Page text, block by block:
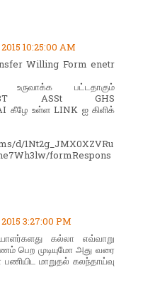
10:25:00 AM
Willing Form enetr
பட்டதாகும்
ASSt GHS
கீழே உள்ள LINK ஐ கிளிக்
d/1Nt2g_JMX0XZVRu
formRespons
3:27:00 PM
கல்லா எவ்வாறு
பெற முடியுமோ அது வரை
மாறுதல் கலந்தாய்வு